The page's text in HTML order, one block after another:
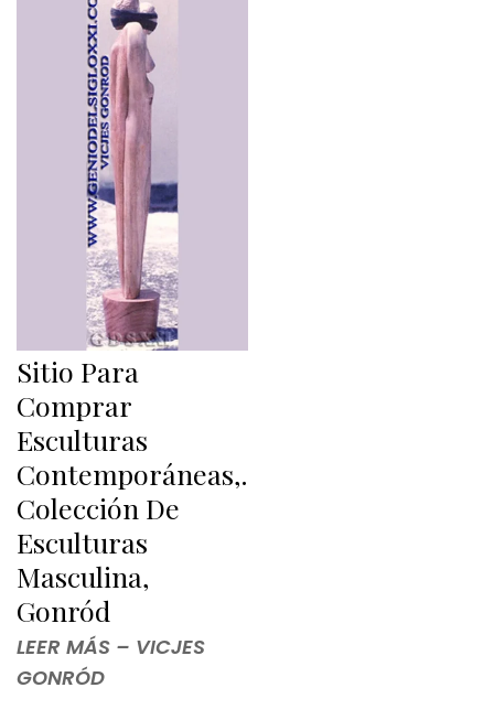
Sitio Para
Comprar
Esculturas
Contemporáneas,.
Colección De
Esculturas
Masculina,
Gonród
LEER MÁS – VICJES
GONRÓD